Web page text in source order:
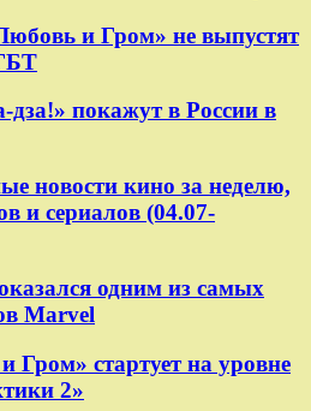
и Гром» не выпустят
покажут в России в
новости кино за неделю,
и сериалов (04.07-
одним из самых
Marvel
Гром» стартует на уровне
2»